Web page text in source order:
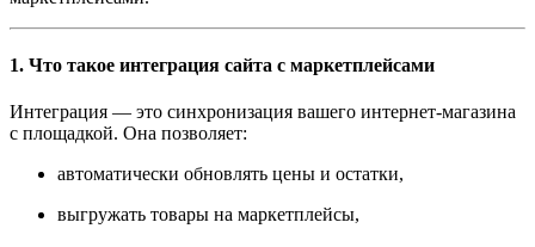
1. Что такое интеграция сайта с маркетплейсами
Интеграция — это синхронизация вашего интернет-магазина
с площадкой. Она позволяет:
автоматически обновлять цены и остатки,
выгружать товары на маркетплейсы,